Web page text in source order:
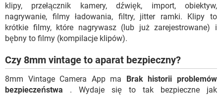
klipy, przełącznik kamery, dźwięk, import, obiektyw,
nagrywanie, filmy ładowania, filtry, jitter ramki. Klipy to
krótkie filmy, które nagrywasz (lub już zarejestrowane) i
bębny to filmy (kompilacje klipów).
Czy 8mm vintage to aparat bezpieczny?
8mm Vintage Camera App ma Brak historii problemów
bezpieczeństwa . Wydaje się to tak bezpieczne jak